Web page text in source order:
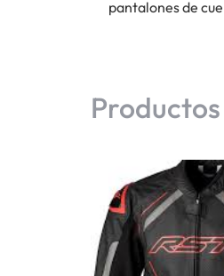
pantalones de